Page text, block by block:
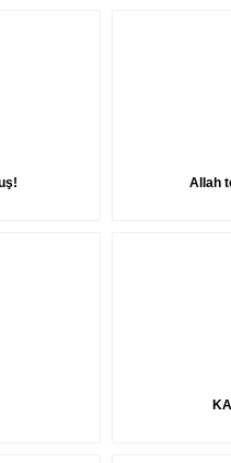
Allah